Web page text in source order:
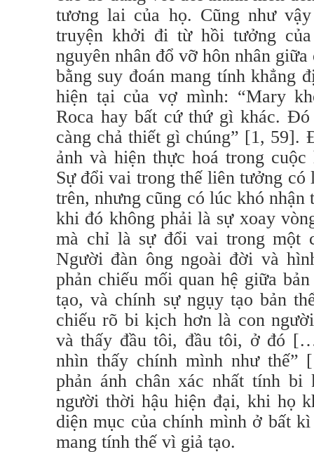
tương lai của họ. Cũng như
truyện khởi đi từ hồi tưởng
nguyên nhân đổ vỡ hôn nhân
bằng suy đoán mang tính khẳng
hiện tại của vợ mình: “Mary
Roca hay bất cứ thứ gì khác.
càng chả thiết gì chúng” [1, 59].
ảnh và hiện thực hoá trong
Sự đổi vai trong thế liên tưởng có
trên, nhưng cũng có lúc khó
khi đó không phải là sự xoay
mà chỉ là sự đổi vai trong một
Người đàn ông ngoài đời và
phản chiếu mối quan hệ giữa
tạo, và chính sự ngụy tạo bản
chiếu rõ bi kịch hơn là con
và thấy đầu tôi, đầu tôi, ở đó
nhìn thấy chính mình như thế”
phản ánh chân xác nhất tính bi
người thời hậu hiện đại, khi họ
diện mục của chính mình ở bất
mang tính thế vì giả tạo.